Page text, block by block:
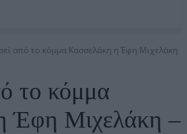
από το κόμμα Κασσελάκη η Έφη Μιχελάκη
το κόμμα
Έφη Μιχελάκη –